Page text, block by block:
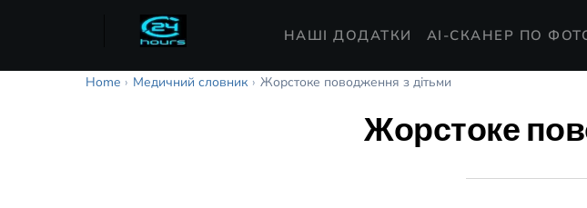
НАШІ ДОДАТКИ AI-СКАНЕР ПО
Home › Медичний словник › Жорстоке поводження з дітьми
Жорстоке